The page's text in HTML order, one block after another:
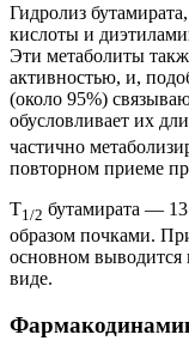
Гидролиз
кислоты и
Эти метаболиты
активностью, и,
(около 95%)
обусловливает их
частично
повторном приеме
T1/2 бутамирата —
образом почками.
основном выводится
виде.